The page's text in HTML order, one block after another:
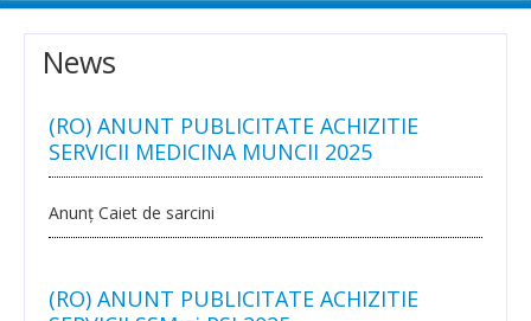
ABOUT ICIA
Affiliates
Activity reports
Self-assessment reports
News
(RO) ANUNT PUBLICITATE ACHIZITIE
SERVICII MEDICINA MUNCII 2025
Anunț Caiet de sarcini
(RO) ANUNT PUBLICITATE ACHIZITIE